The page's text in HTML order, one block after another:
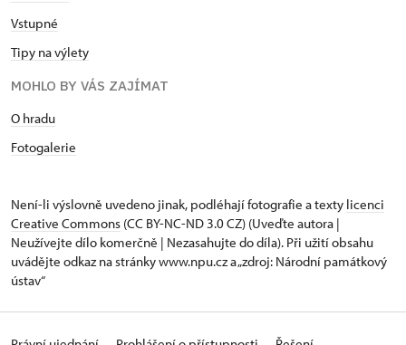
Vstupné
Tipy na výlety
MOHLO BY VÁS ZAJÍMAT
O hradu
Fotogalerie
Není-li výslovně uvedeno jinak, podléhají fotografie a texty licenci
Creative Commons (CC BY-NC-ND 3.0 CZ) (Uveďte autora |
Neužívejte dílo komerčně | Nezasahujte do díla). Při užití obsahu
uvádějte odkaz na stránky www.npu.cz a „zdroj: Národní památkový
ústav“